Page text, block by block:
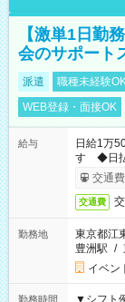
【激単1日勤
会のサポート
派遣 職種未経験
WEB登録・面接OK
給与
日給1万
す ◆日払
も異なり
交通
交通費
勤務地
東京都江
豊洲駅 /
イベン
勤務時間
▼シフト